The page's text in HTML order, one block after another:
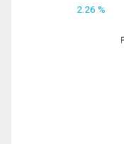
2.26 %